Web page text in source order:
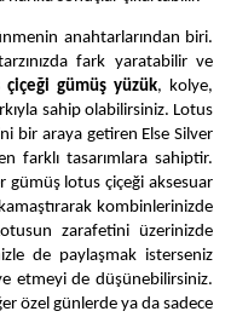
anahtarlarından biri.
fark yaratabilir ve
çiçeği gümüş yüzük, kolye,
sahip olabilirsiniz. Lotus
bir araya getiren Else Silver
farklı tasarımlara sahiptir.
gümüş lotus çiçeği aksesuar
kombinlerinizde
zarafetini üzerinizde
de paylaşmak isterseniz
etmeyi de düşünebilirsiniz.
özel günlerde ya da sadece